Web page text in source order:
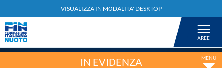
Nuoto
IN EVIDENZA